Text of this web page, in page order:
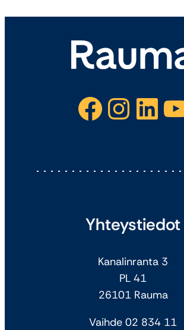
Facebook Instagram LinkedIn YouTube
Yhteystiedot
Kanalinranta 3
PL 41
26101 Rauma
Vaihde 02 834 11